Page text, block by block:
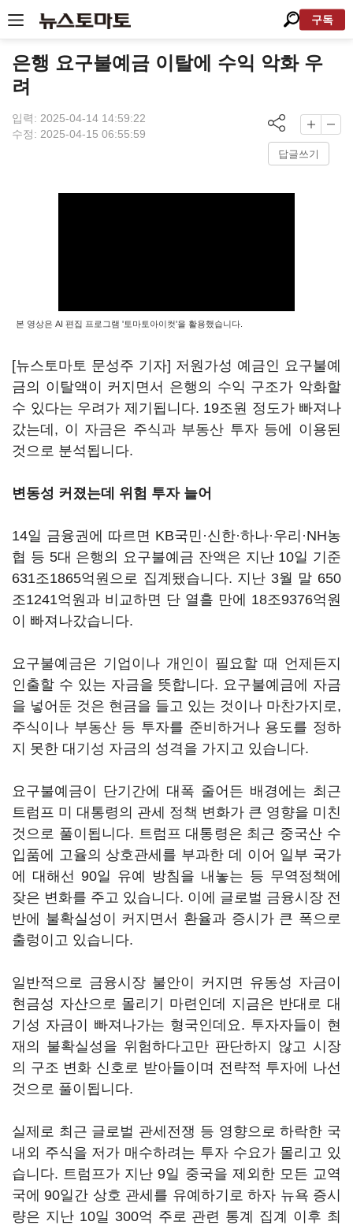
구독
은행 요구불예금 이탈에 수익 악화 우
려
입력: 2025-04-14 14:59:22
수정: 2025-04-15 06:55:59
답글쓰기
본 영상은 AI 편집 프로그램 '토마토아이컷'을 활용했습니다.
[뉴스토마토 문성주 기자] 저원가성 예금인 요구불예
금의 이탈액이 커지면서 은행의 수익 구조가 악화할
수 있다는 우려가 제기됩니다. 19조원 정도가 빠져나
갔는데, 이 자금은 주식과 부동산 투자 등에 이용된
것으로 분석됩니다.
변동성 커졌는데 위험 투자 늘어
14일 금융권에 따르면 KB국민·신한·하나·우리·NH농
협 등 5대 은행의 요구불예금 잔액은 지난 10일 기준
631조1865억원으로 집계됐습니다. 지난 3월 말 650
조1241억원과 비교하면 단 열흘 만에 18조9376억원
이 빠져나갔습니다.
요구불예금은 기업이나 개인이 필요할 때 언제든지
인출할 수 있는 자금을 뜻합니다. 요구불예금에 자금
을 넣어둔 것은 현금을 들고 있는 것이나 마찬가지로,
주식이나 부동산 등 투자를 준비하거나 용도를 정하
지 못한 대기성 자금의 성격을 가지고 있습니다.
요구불예금이 단기간에 대폭 줄어든 배경에는 최근
트럼프 미 대통령의 관세 정책 변화가 큰 영향을 미친
것으로 풀이됩니다. 트럼프 대통령은 최근 중국산 수
입품에 고율의 상호관세를 부과한 데 이어 일부 국가
에 대해선 90일 유예 방침을 내놓는 등 무역정책에
잦은 변화를 주고 있습니다. 이에 글로벌 금융시장 전
반에 불확실성이 커지면서 환율과 증시가 큰 폭으로
출렁이고 있습니다.
일반적으로 금융시장 불안이 커지면 유동성 자금이
현금성 자산으로 몰리기 마련인데 지금은 반대로 대
기성 자금이 빠져나가는 형국인데요. 투자자들이 현
재의 불확실성을 위험하다고만 판단하지 않고 시장
의 구조 변화 신호로 받아들이며 전략적 투자에 나선
것으로 풀이됩니다.
실제로 최근 글로벌 관세전쟁 등 영향으로 하락한 국
내외 주식을 저가 매수하려는 투자 수요가 몰리고 있
습니다. 트럼프가 지난 9일 중국을 제외한 모든 교역
국에 90일간 상호 관세를 유예하기로 하자 뉴욕 증시
량은 지난 10일 300억 주로 관련 통계 집계 이후 최